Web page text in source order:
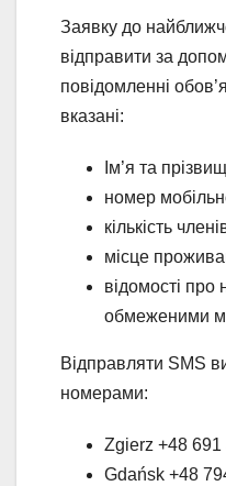
Заявку до
відправити за
повідомленні
вказані:
Ім’я та
номер
кількість
місце
відомості про
обмеженими
Відправляти SMS
номерами:
Zgierz +48 691
Gdańsk +48